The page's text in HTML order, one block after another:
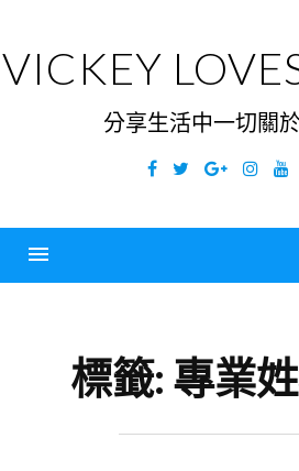
content
VICKEY
分享生活中一切關
Facebook
TwitterGoogle
標籤: 專業